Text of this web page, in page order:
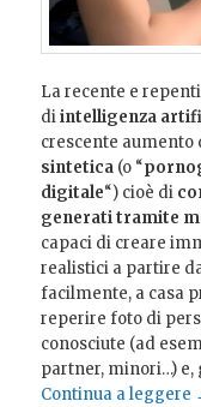
La recente e
diintelligenza
crescente aumento
sintetica (o “
digitale“) cioè di
generati tramite
capaci di creare
realistici a partire
facilmente, a casa
reperire foto di
conosciute (ad
partner, minori…) e,
Continua a leggere